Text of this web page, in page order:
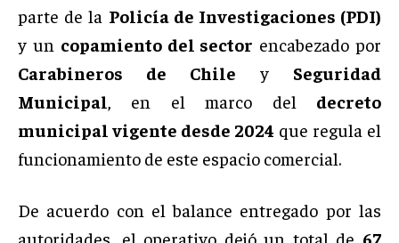
parte de la Policía de Investigaciones (PDI)
y un copamiento del sector encabezado por
Carabineros de Chile y Seguridad
Municipal, en el marco del decreto
municipal vigente desde 2024 que regula el
funcionamiento de este espacio comercial.
De acuerdo con el balance entregado por las
autoridades, el operativo dejó un total de 67